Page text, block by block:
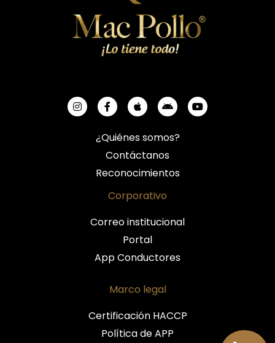
¿Quiénes somos?
Contáctanos
Reconocimientos
Corporativo
Correo institucional
Portal
App Conductores
Marco legal
Certificación HACCP
Política de APP